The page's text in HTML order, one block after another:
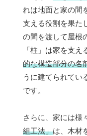
れは地面と家の間
支える役割を果た
の間を渡して屋根
「柱」は家を支
的な構造部分の名
うに建てられてい
です。
さらに、家には様
組工法」は、木材